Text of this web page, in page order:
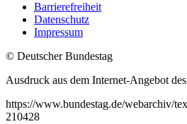
Barrierefreiheit
Datenschutz
Impressum
© Deutscher Bundestag
Ausdruck aus dem Internet-Angebot
https://www.bundestag.de/webarchiv/
210428